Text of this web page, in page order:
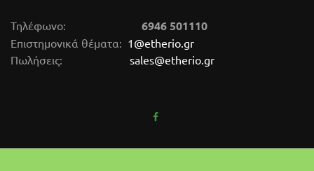
Τηλέφωνο: 6946 501110
Επιστημονικά θέματα: 1@etherio.gr
Πωλήσεις: sales@etherio.gr